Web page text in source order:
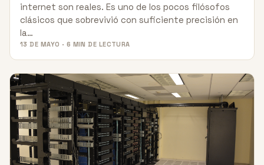
internet son reales. Es uno de los pocos filósofos
clásicos que sobrevivió con suficiente precisión en
la…
13 DE MAYO · 6 MIN DE LECTURA